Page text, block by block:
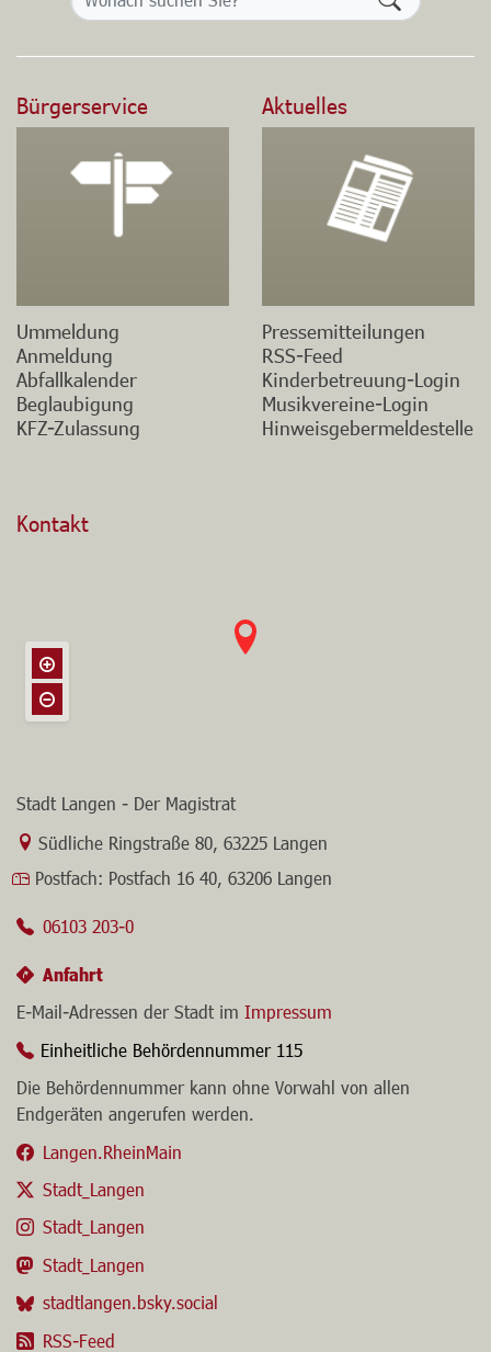
Bürgerservice
Ummeldung
Anmeldung
Abfallkalender
Beglaubigung
KFZ-Zulassung
Aktuelles
Pressemitteilungen
RSS-Feed
Kinderbetreuung-Login
Musikvereine-Login
Hinweisgebermeldestelle
Kontakt
Stadt Langen - Der Magistrat
Link zur Google-Maps Navigation
Südliche Ringstraße 80, 63225 Langen
Postfach: Postfach 16 40, 63206 Langen
06103 203-0
Anfahrt
E-Mail-Adressen der Stadt im Impressum
Einheitliche Behördennummer 115
Die Behördennummer kann ohne Vorwahl von allen
Endgeräten angerufen werden.
Langen.RheinMain
Stadt_Langen
Stadt_Langen
Stadt_Langen
stadtlangen.bsky.social
RSS-Feed